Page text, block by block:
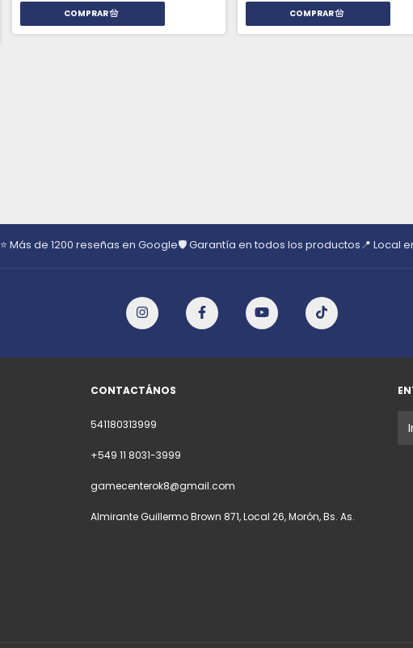
⭐ Más de 1200 reseñas en Google🛡️ Garantía en todos los productos📍 Local
CONTACTÁNOS
541180313999
+549 11 8031-3999
gamecenterok8@gmail.com
Almirante Guillermo Brown 871, Local 26, Morón, Bs. As.